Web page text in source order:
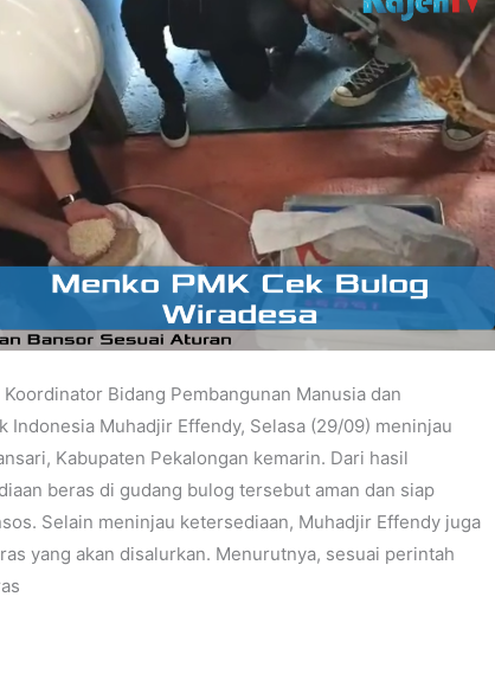
Bidang Pembangunan Manusia dan
Indonesia Muhadjir Effendy, Selasa (29/09) meninjau
Kabupaten Pekalongan kemarin. Dari hasil
beras di gudang bulog tersebut aman dan siap
Selain meninjau ketersediaan, Muhadjir Effendy juga
yang akan disalurkan. Menurutnya, sesuai perintah